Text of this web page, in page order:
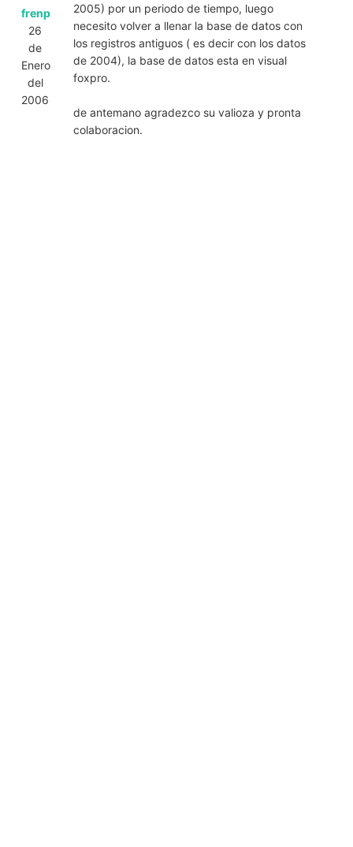
frenp
26
de
Enero
del
2006
2005) por un periodo de tiempo, luego
necesito volver a llenar la base de datos con
los registros antiguos ( es decir con los datos
de 2004), la base de datos esta en visual
foxpro.
de antemano agradezco su valioza y pronta
colaboracion.